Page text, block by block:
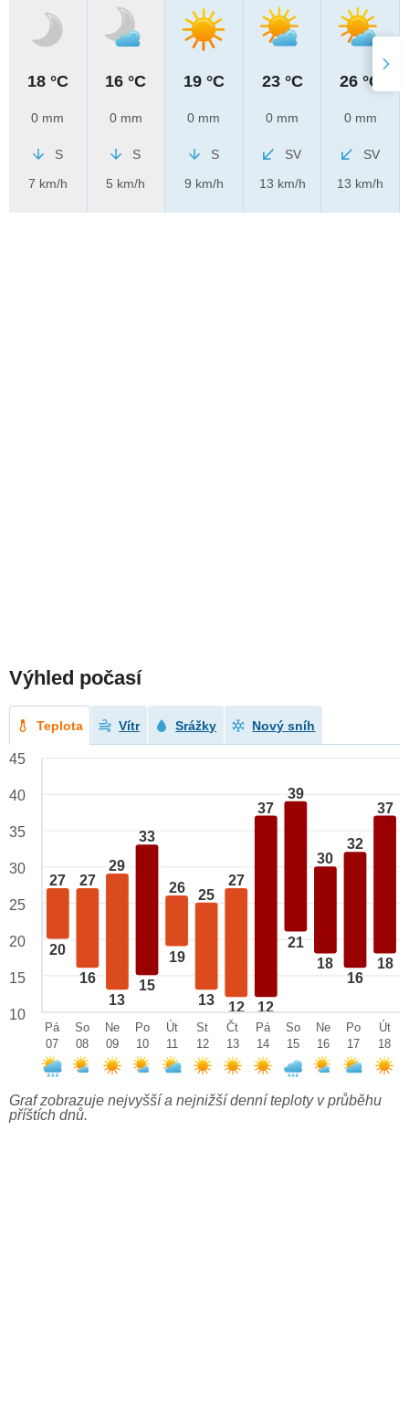
18 °C
0 mm
S
7 km/h
16 °C
0 mm
S
5 km/h
19 °C
0 mm
S
9 km/h
23 °C
0 mm
SV
13 km/h
26 °C
0 mm
SV
13 km/h
Výhled počasí
Teplota Vítr Srážky Nový sníh
27
20
27
16
29
13
33
15
26
19
25
13
27
12
37
12
39
21
30
18
32
16
37
18
45
40
35
30
25
20
15
10
Pá
07
So
08
Ne
09
Po
10
Út
11
St
12
Čt
13
Pá
14
So
15
Ne
16
Po
17
Út
18
Graf zobrazuje nejvyšší a nejnižší denní teploty v průběhu
příštích dnů.